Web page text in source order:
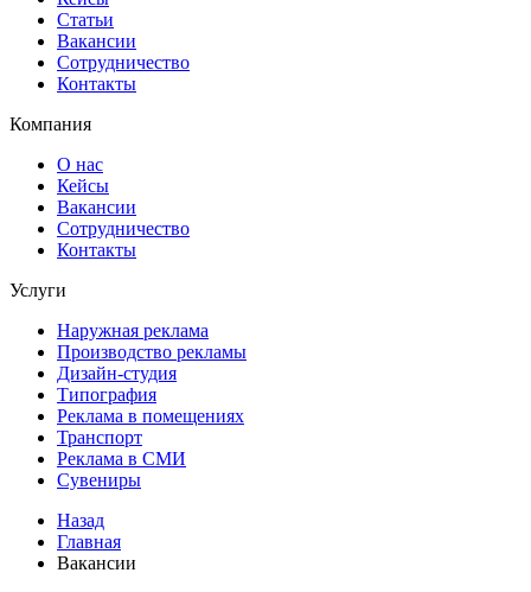
Статьи
Вакансии
Сотрудничество
Контакты
Компания
О нас
Кейсы
Вакансии
Сотрудничество
Контакты
Услуги
Наружная реклама
Производство рекламы
Дизайн-студия
Типография
Реклама в помещениях
Транспорт
Реклама в СМИ
Сувениры
Назад
Главная
Вакансии